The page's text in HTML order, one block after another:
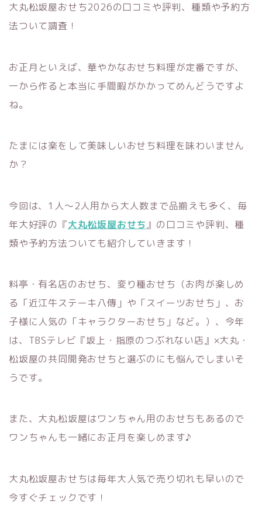
大丸松坂屋おせち2026の口コミや評判、種類や予約方
法ついて調査！
お正月といえば、華やかなおせち料理が定番ですが、
一から作ると本当に手間暇がかかってめんどうですよ
ね。
たまには楽をして美味しいおせち料理を味わいません
か？
今回は、1人～2人用から大人数まで品揃えも多く、毎
年大好評の『大丸松坂屋おせち』の口コミや評判、種
類や予約方法ついても紹介していきます！
料亭・有名店のおせち、変り種おせち（お肉が楽しめ
る「近江牛ステーキ八傳」や「スイーツおせち」、お
子様に人気の「キャラクターおせち」など。）、今年
は、TBSテレビ『坂上・指原のつぶれない店』×大丸・
松坂屋の共同開発おせちと選ぶのにも悩んでしまいそ
うです。
また、大丸松坂屋はワンちゃん用のおせちもあるので
ワンちゃんも一緒にお正月を楽しめます♪
大丸松坂屋おせちは毎年大人気で売り切れも早いので
今すぐチェックです！